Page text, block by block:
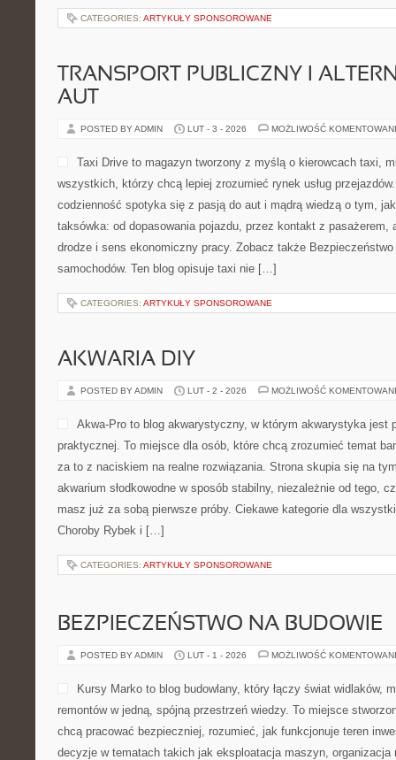
CATEGORIES: ARTYKUŁY SPONSOROWANE
TRANSPORT PUBLICZNY I
AUT
POSTED BY ADMIN LUT - 3 - 2026 MOŻLIWOŚĆ
Taxi Drive to magazyn tworzony z myślą o kierowcach taxi,
wszystkich, którzy chcą lepiej zrozumieć rynek usług
codzienność spotyka się z pasją do aut i mądrą wiedzą o tym,
taksówka: od dopasowania pojazdu, przez kontakt z pasażerem,
drodze i sens ekonomiczny pracy. Zobacz także
samochodów. Ten blog opisuje taxi nie […]
CATEGORIES: ARTYKUŁY SPONSOROWANE
AKWARIA DIY
POSTED BY ADMIN LUT - 2 - 2026 MOŻLIWOŚĆ
Akwa-Pro to blog akwarystyczny, w którym akwarystyka jest
praktycznej. To miejsce dla osób, które chcą zrozumieć temat
za to z naciskiem na realne rozwiązania. Strona skupia się na
akwarium słodkowodne w sposób stabilny, niezależnie od tego,
masz już za sobą pierwsze próby. Ciekawe kategorie dla
Choroby Rybek i […]
CATEGORIES: ARTYKUŁY SPONSOROWANE
BEZPIECZEŃSTWO NA BUDOWIE
POSTED BY ADMIN LUT - 1 - 2026 MOŻLIWOŚĆ
Kursy Marko to blog budowlany, który łączy świat widlaków,
remontów w jedną, spójną przestrzeń wiedzy. To miejsce
chcą pracować bezpieczniej, rozumieć, jak funkcjonuje teren
decyzje w tematach takich jak eksploatacja maszyn, organizacja